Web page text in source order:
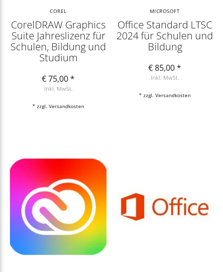
COREL
CorelDRAW Graphics
Suite Jahreslizenz für
Schulen, Bildung und
Studium
€ 75,00 *
Inkl. MwSt.
* zzgl. Versandkosten
MICROSOFT
Office Standard LTSC
2024 für Schulen und
Bildung
€ 85,00 *
Inkl. MwSt.
* zzgl. Versandkosten